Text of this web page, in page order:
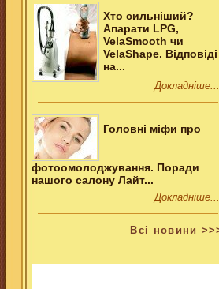
Хто сильніший?
Апарати LPG,
VelaSmooth чи
VelaShape. Відповіді
на...
Докладніше...
Головні міфи про
фотоомолоджування. Поради
нашого салону Лайт...
Докладніше...
Всi новини